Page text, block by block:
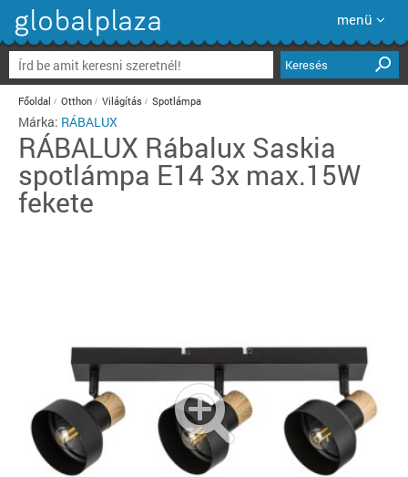
menü
Keresés
Főoldal Otthon Világítás Spotlámpa
Márka: RÁBALUX
RÁBALUX Rábalux Saskia
spotlámpa E14 3x max.15W
fekete